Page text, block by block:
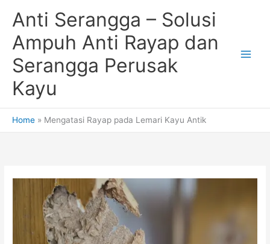
Anti Serangga – Solusi
Ampuh Anti Rayap dan
Serangga Perusak
Kayu
Home Mengatasi Rayap pada Lemari Kayu Antik